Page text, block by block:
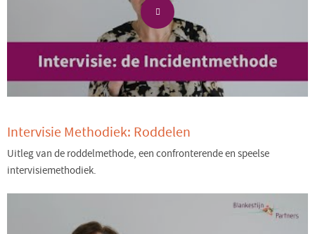
Intervisie Methodiek: Roddelen
Uitleg van de roddelmethode, een confronterende en speelse
intervisiemethodiek.